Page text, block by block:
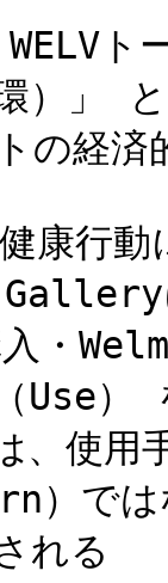
」 と
の経
康行動
・
Use）
、使用
）で
れる